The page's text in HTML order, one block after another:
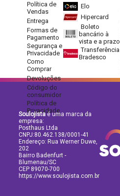
Política de
Vendas
Entrega
Formas de
Pagamento
Segurança e
Privacidade
Como
Comprar
Devoluções
Código do
consumidor
Política de
Privacidade
Elo
Hipercard
Boleto
bancário à
vista e a prazo
Transferência
Bradesco
Soulojistaé uma marca da
empresa:
Posthaus Ltda
CNPJ:80.462.138/0001-41
Endereço: Rua Werner Duwe,
202
Bairro Badenfurt -
Blumenau/SC
CEP 89070-700
https://www.soulojista.com.br